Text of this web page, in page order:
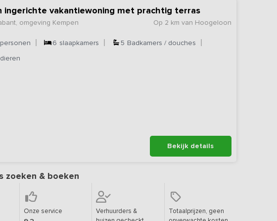
ingerichte vakantiewoning met prachtig terras
Op 2 km van Hoogeloon
omgeving Kempen
personen 6 slaapkamers 5 Badkamers / douches
Bekijk details
zoeken & boeken
Onze service
Verhuurders &
Totaalprijzen, geen